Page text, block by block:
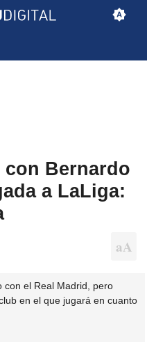
Bernardo
a LaLiga:
con el Real Madrid, pero
en el que jugará en cuanto